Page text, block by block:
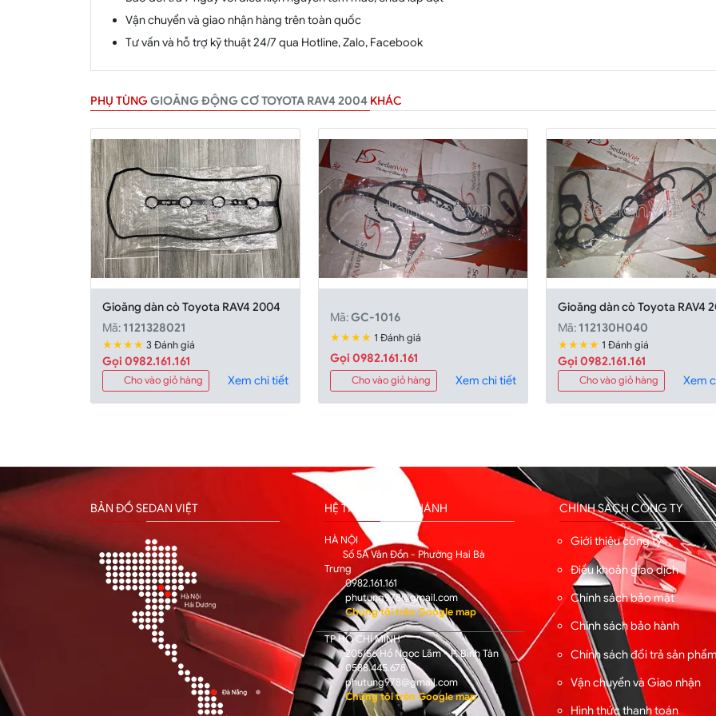
Vận chuyển và giao nhận hàng trên toàn quốc
Tư vấn và hỗ trợ kỹ thuật 24/7 qua Hotline, Zalo, Facebook
PHỤ TÙNG GIOĂNG ĐỘNG CƠ TOYOTA RAV4 2004KHÁC
Gioăng dàn cò Toyota RAV4 2004
Mã: 1121328021
★★★★ 3 Đánh giá
Gọi 0982.161.161
Cho vào giỏ hàng Xem chi tiết
Mã:GC-1016
★★★★ 1 Đánh giá
Gọi 0982.161.161
Cho vào giỏ hàng Xem chi tiết
Gioăng dàn cò Toyota RAV4
Mã: 112130H040
★★★★ 1 Đánh giá
Gọi 0982.161.161
Cho vào giỏ hàng Xem
BẢN ĐỒ SEDAN VIỆT HỆ THỐNG CHI NHÁNH
HÀ NỘI
Số 5A Vân Đồn - Phường Hai Bà
Trưng
0982.161.161
phutung978@gmail.com
Chúng tôi trên Google map
TP HỒ CHÍ MINH
205/56 Hồ Ngọc Lãm - P. Bình Tân
0588.445.678
phutung978@gmail.com
Chúng tôi trên Google map
CHÍNH SÁCH CÔNG TY
Giới thiệu công ty
Điều khoản giao dịch
Chính sách bảo mật
Chính sách bảo hành
Chính sách đổi trả sản
Vận chuyển và Giao nhận
Hình thức thanh toán